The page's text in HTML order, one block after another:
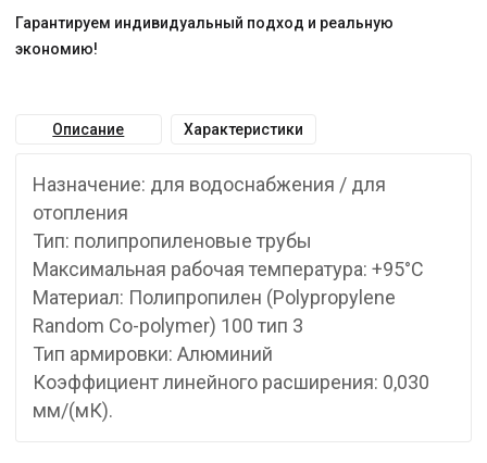
Гарантируем индивидуальный подход и реальную
экономию!
Описание Характеристики
Назначение: для водоснабжения / для
отопления
Тип: полипропиленовые трубы
Максимальная рабочая температура: +95°С
Материал: Полипропилен (Polypropylene
Random Co-polymer) 100 тип 3
Тип армировки: Алюминий
Коэффициент линейного расширения: 0,030
мм/(мК).